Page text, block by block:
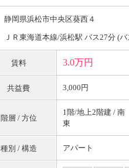
静岡県浜松市中央区葵西４
ＪＲ東海道本線/浜松駅 バス27分 (
賃料 3.0万円
共益費 3,000円
階層 / 方位
1階/地上2階建 / 南
東
種別 / 構造 アパート